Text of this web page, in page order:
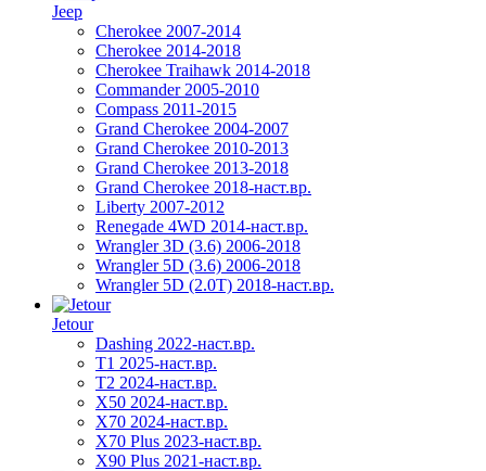
Jeep
Cherokee 2007-2014
Cherokee 2014-2018
Cherokee Traihawk 2014-2018
Commander 2005-2010
Compass 2011-2015
Grand Cherokee 2004-2007
Grand Cherokee 2010-2013
Grand Cherokee 2013-2018
Grand Cherokee 2018-наст.вр.
Liberty 2007-2012
Renegade 4WD 2014-наст.вр.
Wrangler 3D (3.6) 2006-2018
Wrangler 5D (3.6) 2006-2018
Wrangler 5D (2.0T) 2018-наст.вр.
Jetour
Dashing 2022-наст.вр.
T1 2025-наст.вр.
T2 2024-наст.вр.
X50 2024-наст.вр.
X70 2024-наст.вр.
X70 Plus 2023-наст.вр.
X90 Plus 2021-наст.вр.